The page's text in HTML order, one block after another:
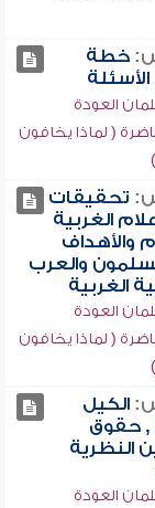
خطة
العودة
( لماذا يخافون
تحقيقات
الغربية
والأهداف
والعرب
الغربية
العودة
( لماذا يخافون
الكيل
, حقوق
النظرية
العودة